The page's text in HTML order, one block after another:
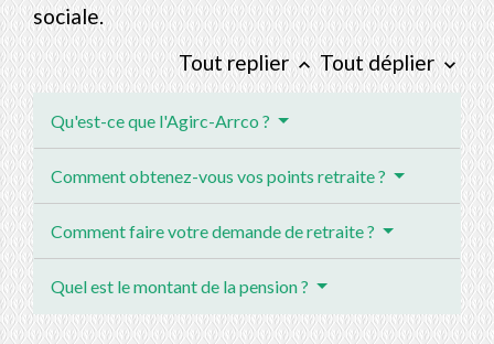
sociale.
Tout replier keyboard_arrow_up Tout déplier keyboard_arrow_down
Qu'est-ce que l'Agirc-Arrco ?
Comment obtenez-vous vos points retraite ?
Comment faire votre demande de retraite ?
Quel est le montant de la pension ?